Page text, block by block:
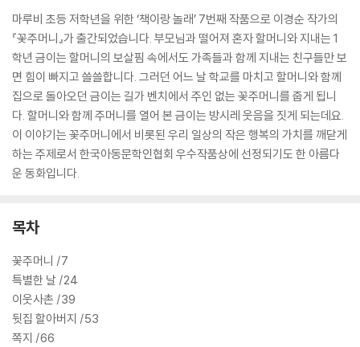
마루비 초등 저학년을 위한 ‘책이랑 놀래’ 7번째 작품으로 이경순 작가의
『꽃주머니』가 출간되었습니다. 부모님과 떨어져 혼자 할머니와 지내는 1
학년 금이는 할머니의 보살핌 속에서도 가족들과 함께 지내는 친구들만 보
면 힘이 빠지고 쓸쓸합니다. 그러던 어느 날 학교를 마치고 할머니와 함께
집으로 돌아오던 금이는 길가 벤치에서 주인 없는 꽃주머니를 줍게 됩니
다. 할머니와 함께 주머니를 열어 본 금이는 방시레 웃음을 짓게 되는데요.
이 이야기는 꽃주머니에서 비롯된 우리 일상의 작은 행복의 가치를 깨닫게
하는 주제로서 한국아동문학인협회 우수작품상에 선정되기도 한 아름다
운 동화입니다.
목차
꽃주머니 /7
특별한 날 /24
이웃사촌 /39
뒷집 할아버지 /53
쪽지 /66